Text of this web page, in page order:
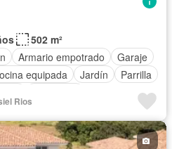
502 m²
Armario empotrado
Garaje
equipada Jardín
Parrilla
Patio
Rios